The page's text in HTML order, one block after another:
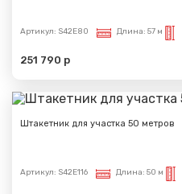
Артикул: S42E80 Длина: 57 м
251 790 р
Штакетник для участка 50 метров
Артикул: S42E116 Длина: 50 м